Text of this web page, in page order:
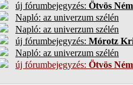
új fórumbejegyzés: Ötvös
Napló: az univerzum szélén
Napló: az univerzum szélén
új fórumbejegyzés: Mórotz
Napló: az univerzum szélén
új fórumbejegyzés: Ötvös